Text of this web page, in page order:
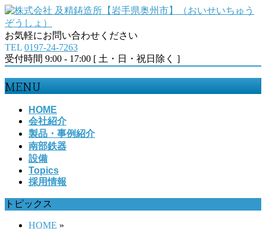
お気軽にお問い合わせください
TEL 0197-24-7263
受付時間 9:00 - 17:00 [ 土・日・祝日除く ]
MENU
す
HOME
会社紹介
製品・事例紹介
南部鉄器
設備
Topics
採用情報
トピックス
HOME »